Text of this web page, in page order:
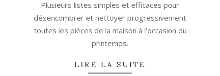
Plusieurs listes simples et efficaces pour
désencombrer et nettoyer progressivement
toutes les pièces de la maison à l’occasion du
printemps.
LIRE LA SUITE